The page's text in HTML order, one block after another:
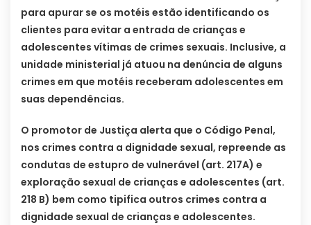
para apurar se os motéis estão identificando os
clientes para evitar a entrada de crianças e
adolescentes vítimas de crimes sexuais. Inclusive, a
unidade ministerial já atuou na denúncia de alguns
crimes em que motéis receberam adolescentes em
suas dependências.
O promotor de Justiça alerta que o Código Penal,
nos crimes contra a dignidade sexual, repreende as
condutas de estupro de vulnerável (art. 217A) e
exploração sexual de crianças e adolescentes (art.
218 B) bem como tipifica outros crimes contra a
dignidade sexual de crianças e adolescentes.